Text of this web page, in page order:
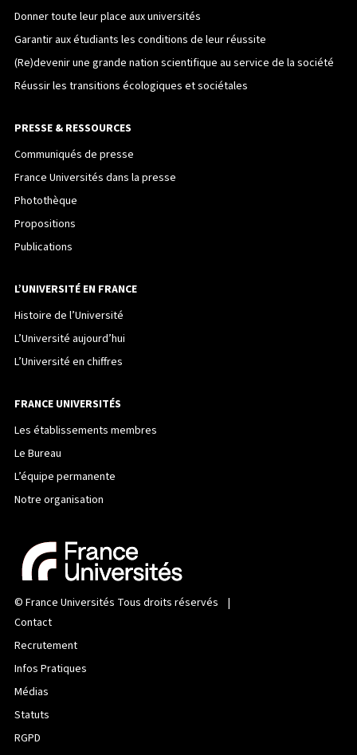
Donner toute leur place aux universités
Garantir aux étudiants les conditions de leur réussite
(Re)devenir une grande nation scientifique au service de la société
Réussir les transitions écologiques et sociétales
PRESSE & RESSOURCES
Communiqués de presse
France Universités dans la presse
Photothèque
Propositions
Publications
L’UNIVERSITÉ EN FRANCE
Histoire de l’Université
L’Université aujourd’hui
L’Université en chiffres
FRANCE UNIVERSITÉS
Les établissements membres
Le Bureau
L’équipe permanente
Notre organisation
© France Universités Tous droits réservés |
Contact
Recrutement
Infos Pratiques
Médias
Statuts
RGPD